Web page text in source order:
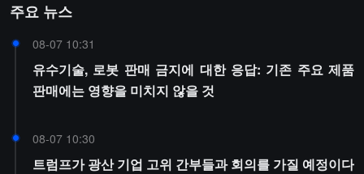
주요 뉴스
08-07 10:31
유수기술, 로봇 판매 금지에 대한 응답: 기존 주요 제품
판매에는 영향을 미치지 않을 것
08-07 10:30
트럼프가 광산 기업 고위 간부들과 회의를 가질 예정이다